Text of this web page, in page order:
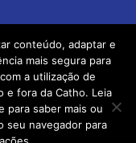
conteúdo, adaptar e
mais segura para
a utilização de
e fora da Catho. Leia
para saber mais ou
seu navegador para